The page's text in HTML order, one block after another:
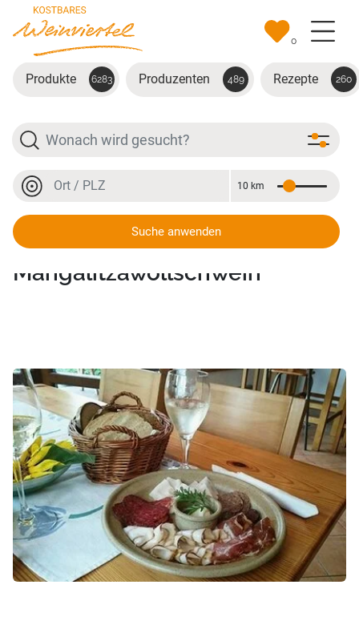
Zum Hauptinhalt springen
0
Produkte 6283 Produzenten 489 Rezepte 260
Suche
Ort oder PLZ
Entfernung
10 km
Suche anwenden
Schinken vom Turpolje- und
Mangalitzawollschwein